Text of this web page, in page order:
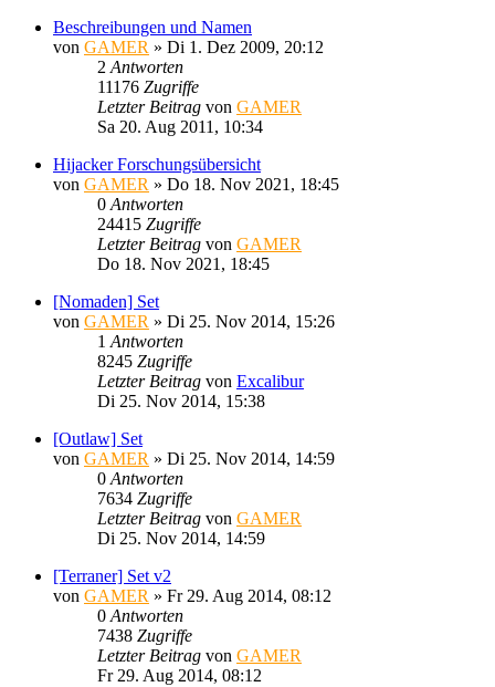
Beschreibungen und Namen
von GAMER » Di 1. Dez 2009, 20:12
2 Antworten
11176 Zugriffe
Letzter Beitrag von GAMER
Sa 20. Aug 2011, 10:34
Hijacker Forschungsübersicht
von GAMER » Do 18. Nov 2021, 18:45
0 Antworten
24415 Zugriffe
Letzter Beitrag von GAMER
Do 18. Nov 2021, 18:45
[Nomaden] Set
von GAMER » Di 25. Nov 2014, 15:26
1 Antworten
8245 Zugriffe
Letzter Beitrag von Excalibur
Di 25. Nov 2014, 15:38
[Outlaw] Set
von GAMER » Di 25. Nov 2014, 14:59
0 Antworten
7634 Zugriffe
Letzter Beitrag von GAMER
Di 25. Nov 2014, 14:59
[Terraner] Set v2
von GAMER » Fr 29. Aug 2014, 08:12
0 Antworten
7438 Zugriffe
Letzter Beitrag von GAMER
Fr 29. Aug 2014, 08:12